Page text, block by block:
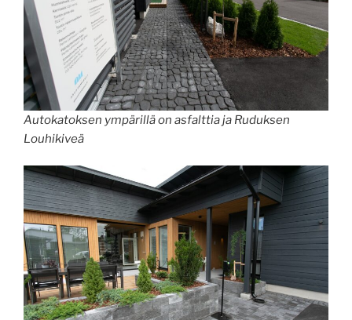
Autokatoksen ympärillä on asfalttia ja Ruduksen
Louhikiveä